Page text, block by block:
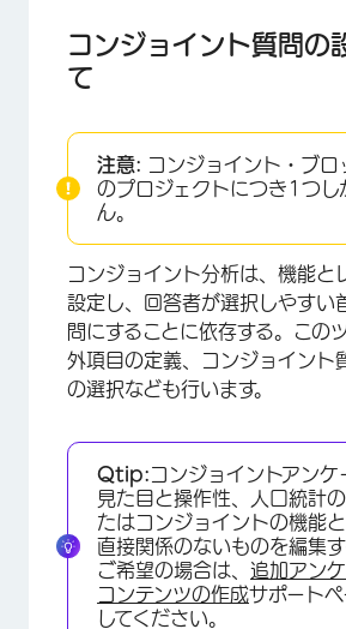
コンジョイント質問の設定場所
機能
価格を追加
パッケージ画像
除外
高度
質問の選択肢を増やす
アクティブ・コンジョイントの編集
コンジョイント質問の
て
注意: コンジョイント・ブ
のプロジェクトにつき1つし
ん。
コンジョイント分析は、機能と
設定し、回答者が選択しやすい
問にすることに依存する。この
外項目の定義、コンジョイント
の選択なども行います。
Qtip:コンジョイントアンケ
見た目と操作性、人口統計
たはコンジョイントの機能
直接関係のないものを編集
ご希望の場合は、 追加アン
コンテンツの作成サポート
してください。